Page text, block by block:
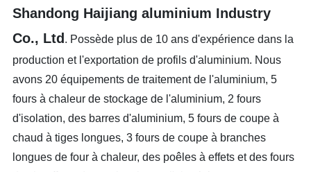
Shandong Haijiang aluminium Industry
Co., Ltd . Possède plus de 10 ans d'expérience dans la
production et l'exportation de profils d'aluminium. Nous
avons 20 équipements de traitement de l'aluminium, 5
fours à chaleur de stockage de l'aluminium, 2 fours
d'isolation, des barres d'aluminium, 5 fours de coupe à
chaud à tiges longues, 3 fours de coupe à branches
longues de four à chaleur, des poêles à effets et des fours